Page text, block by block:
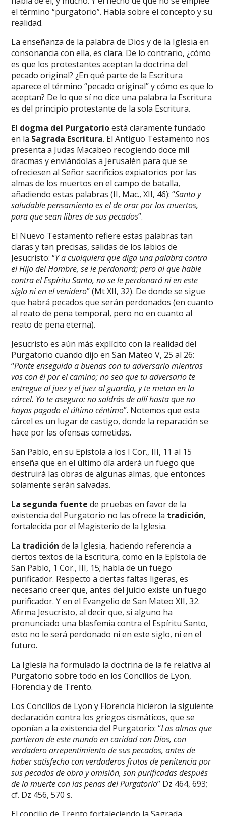
el término “purgatorio”. Habla sobre el concepto y su
realidad.
La enseñanza de la palabra de Dios y de la Iglesia en
consonancia con ella, es clara. De lo contrario, ¿cómo
es que los protestantes aceptan la doctrina del
pecado original? ¿En qué parte de la Escritura
aparece el término “pecado original” y cómo es que lo
aceptan? De lo que sí no dice una palabra la Escritura
es del principio protestante de la sola Escritura.
El dogma del Purgatorioestá claramente fundado
en la Sagrada Escritura. El Antiguo Testamento nos
presenta a Judas Macabeo recogiendo doce mil
dracmas y enviándolas a Jerusalén para que se
ofreciesen al Señor sacrificios expiatorios por las
almas de los muertos en el campo de batalla,
añadiendo estas palabras (II, Mac., XII, 46): “Santo y
saludable pensamiento es el de orar por los muertos,
para que sean libres de sus pecados”.
El Nuevo Testamento refiere estas palabras tan
claras y tan precisas, salidas de los labios de
Jesucristo: “Y a cualquiera que diga una palabra contra
el Hijo del Hombre, se le perdonará; pero al que hable
contra el Espíritu Santo, no se le perdonará ni en este
siglo ni en el venidero” (Mt XII, 32). De donde se sigue
que habrá pecados que serán perdonados (en cuanto
al reato de pena temporal, pero no en cuanto al
reato de pena eterna).
Jesucristo es aún más explícito con la realidad del
Purgatorio cuando dijo en San Mateo V, 25 al 26:
“Ponte enseguida a buenas con tu adversario mientras
vas con él por el camino; no sea que tu adversario te
entregue al juez y el juez al guardia, y te metan en la
cárcel. Yo te aseguro: no saldrás de allí hasta que no
hayas pagado el último céntimo”. Notemos que esta
cárcel es un lugar de castigo, donde la reparación se
hace por las ofensas cometidas.
San Pablo, en su Epístola a los I Cor., III, 11 al 15
enseña que en el último día arderá un fuego que
destruirá las obras de algunas almas, que entonces
solamente serán salvadas.
La segunda fuente de pruebas en favor de la
existencia del Purgatorio no las ofrece la tradición,
fortalecida por el Magisterio de la Iglesia.
La tradición de la Iglesia, haciendo referencia a
ciertos textos de la Escritura, como en la Epístola de
San Pablo, 1 Cor., III, 15; habla de un fuego
purificador. Respecto a ciertas faltas ligeras, es
necesario creer que, antes del juicio existe un fuego
purificador. Y en el Evangelio de San Mateo XII, 32.
Afirma Jesucristo, al decir que, si alguno ha
pronunciado una blasfemia contra el Espíritu Santo,
esto no le será perdonado ni en este siglo, ni en el
futuro.
La Iglesia ha formulado la doctrina de la fe relativa al
Purgatorio sobre todo en los Concilios de Lyon,
Florencia y de Trento.
Los Concilios de Lyon y Florencia hicieron la siguiente
declaración contra los griegos cismáticos, que se
oponían a la existencia del Purgatorio: “Las almas que
partieron de este mundo en caridad con Dios, con
verdadero arrepentimiento de sus pecados, antes de
haber satisfecho con verdaderos frutos de penitencia por
sus pecados de obra y omisión, son purificadas después
de la muerte con las penas del Purgatorio” Dz 464, 693;
cf. Dz 456, 570 s.